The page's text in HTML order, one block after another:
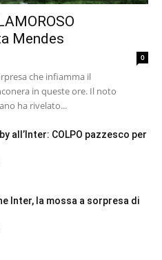
Mendes
0
che infiamma il
in queste ore. Il noto
ha rivelato...
all’Inter: COLPO pazzesco per
Inter, la mossa a sorpresa di